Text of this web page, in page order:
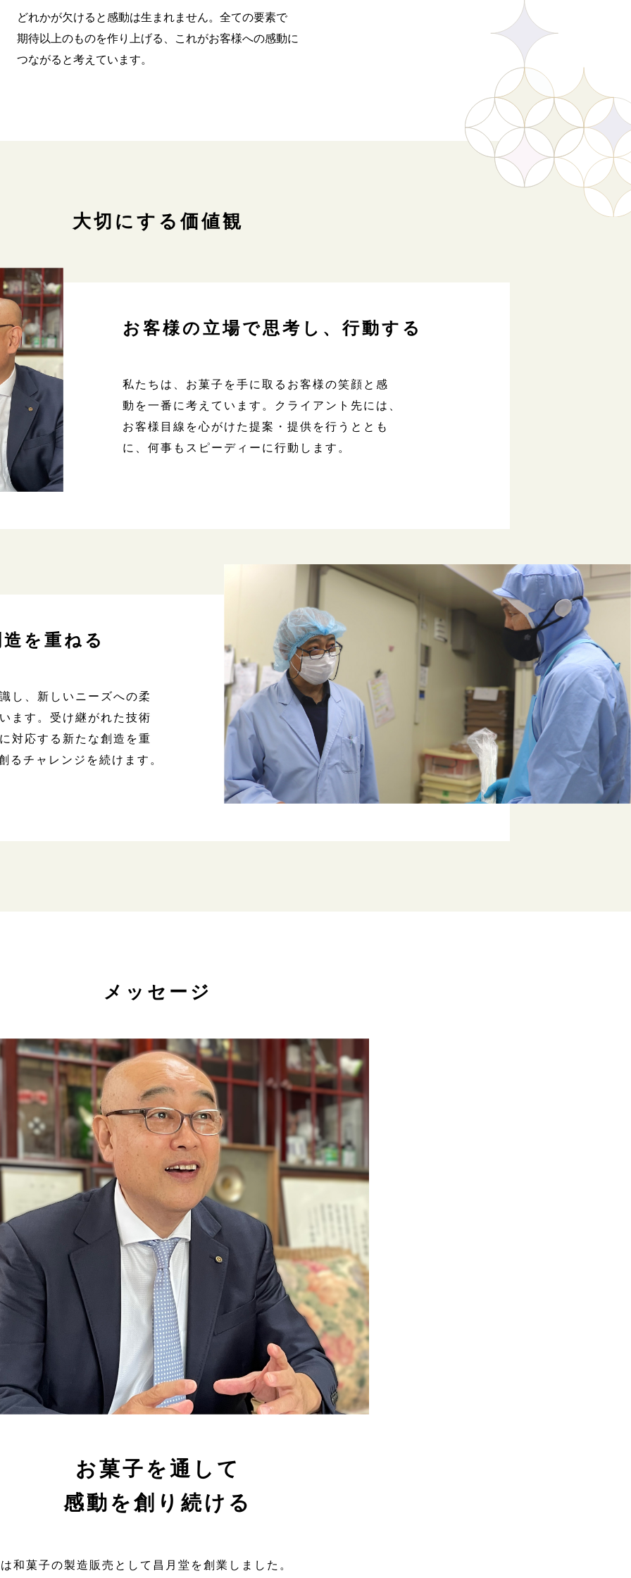
どれかが欠けると感動は生まれません。全ての要素で
期待以上のものを作り上げる、これがお客様への感動に
つながると考えています。
大切にする価値観
お客様の立場で思考し、行動する
私たちは、お菓子を手に取るお客様の笑顔と感
動を一番に考えています。クライアント先には、
お客様目線を心がけた提案・提供を行うととも
に、何事もスピーディーに行動します。
を重ねる
し、新しいニーズへの柔
ます。受け継がれた技術
対応する新たな創造を重
るチャレンジを続けます。
メッセージ
お菓子を通して
感動を創り続ける
和菓子の製造販売として昌月堂を創業しました。